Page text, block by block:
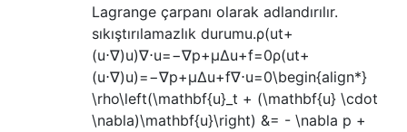
Lagrange çarpanı olarak adlandırılır.
sıkıştırılamazlık durumu.ρ(ut+
(u⋅∇)u)∇⋅u=−∇p+μΔu+f=0ρ(ut+
(u⋅∇)u)=−∇p+μΔu+f∇⋅u=0\begin{align*}
\rho\left(\mathbf{u}_t + (\mathbf{u} \cdot
\nabla)\mathbf{u}\right) &= - \nabla p +